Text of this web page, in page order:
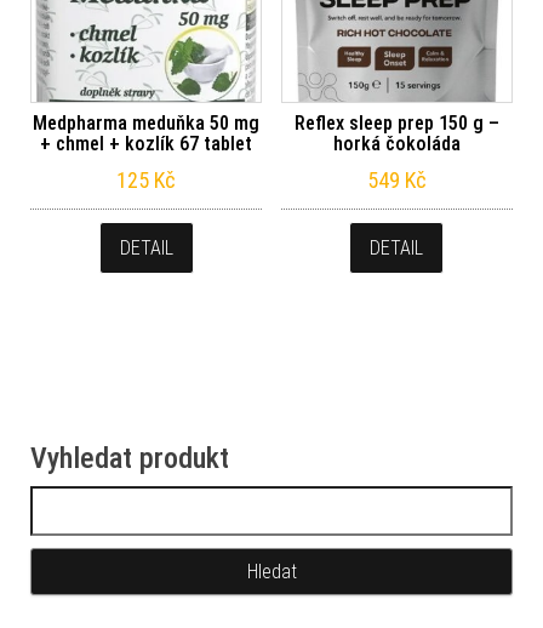
Medpharma meduňka 50 mg
+ chmel + kozlík 67 tablet
125 Kč
DETAIL
Reflex sleep prep 150 g –
horká čokoláda
549 Kč
DETAIL
Vyhledat produkt